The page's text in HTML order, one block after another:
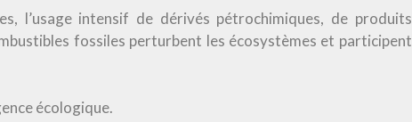
l’usage intensif de dérivés pétrochimiques, de produits
fossiles perturbent les écosystèmes et participent
écologique.